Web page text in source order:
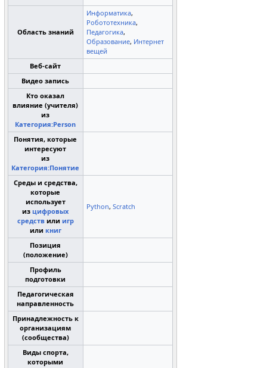
Область знаний
Информатика,
Робототехника,
Педагогика,
Образование, Интернет
вещей
Веб-сайт
Видео запись
Кто оказал
влияние (учителя)
из
Категория:Person
Понятия, которые
интересуют
из
Категория:Понятие
Среды и средства,
которые
использует
изцифровых
средствили игр
или книг
Python,Scratch
Позиция
(положение)
Профиль
подготовки
Педагогическая
направленность
Принадлежность к
организациям
(сообщества)
Виды спорта,
которыми